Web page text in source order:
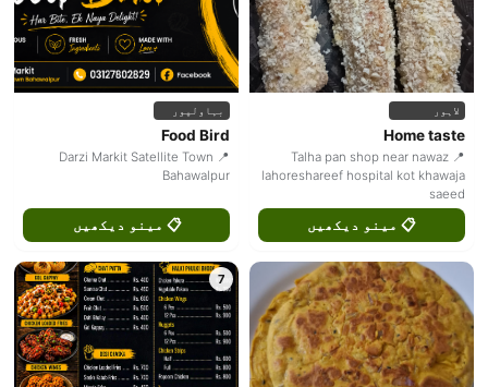
لاہور
Home taste
📍 Talha pan shop near nawaz
lahoreshareef hospital kot khawaja
saeed
📋 مینو دیکھیں
بہاولپور
Food Bird
📍 Darzi Markit Satellite Town
Bahawalpur
📋 مینو دیکھیں
7